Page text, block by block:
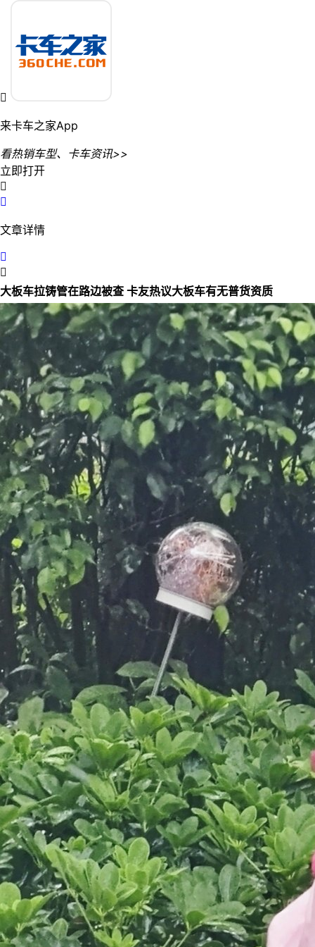

来卡车之家App
看热销车型、卡车资讯>>
立即打开


文章详情


大板车拉铸管在路边被查 卡友热议大板车有无普货资质